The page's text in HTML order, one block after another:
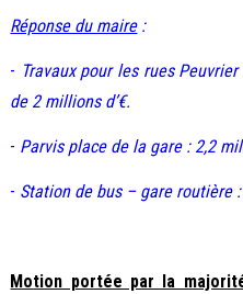
Réponse du maire:
- Travaux pour les rues
de 2 millions d’€.
- Parvis place de la gare : 2,2
- Station de bus – gare routière
Motion portée par la